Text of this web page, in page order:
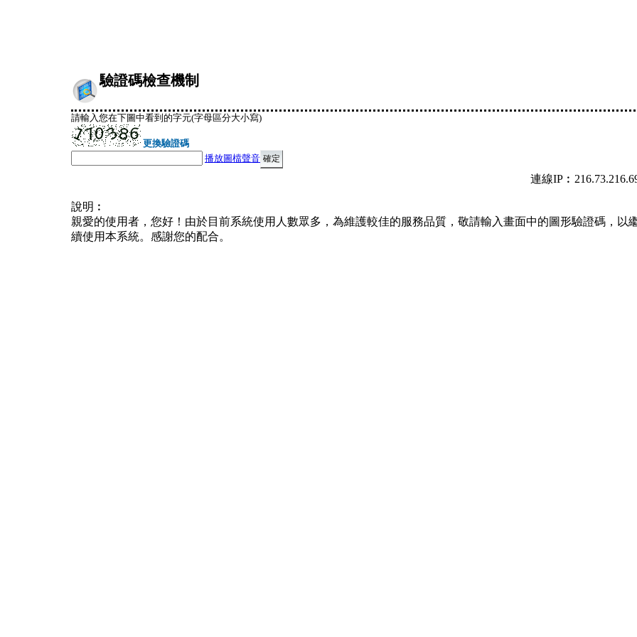
驗證碼檢查機制
請輸入您在下圖中看到的字元(字母區分大小寫)
更換驗證碼
播放圖檔聲音
連線
說明︰
親愛的使用者，您好！由於目前系統使用人數眾多，為維護較佳的服務品質，敬請輸入畫面中的圖形驗證碼，以
續使用本系統。感謝您的配合。